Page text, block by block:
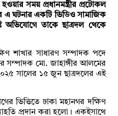
হওয়ার সময় প্রধানমন্ত্রীর প্রটোকল
এ ঘটনার একটি ভিডিও সামাজিক
অভিযোগে তাকে ছাত্রদল থেকে
শাখার সাধারণ সম্পাদক পদে
সম্পাদক মো. জাহাঙ্গীর আলমের
সালের ১৫ জুন ছাত্রদলের এই
ভিত্তিতে ঢাকা মহানগর দক্ষিণ
প্রদান করা হলো। একইসাথে